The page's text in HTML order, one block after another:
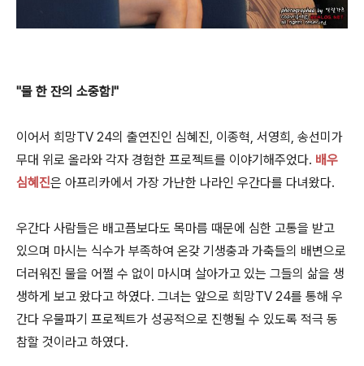
"물 한 잔의 소중함!"
이어서 희망TV 24의 출연진인 심혜진, 이종혁, 서영희, 송선미가
무대 위로 올라와 각자 경험한 프로젝트를 이야기해주었다. 배우
심혜진은 아프리카에서 가장 가난한 나라인 우간다를 다녀왔다.
우간다 사람들은 배고픔보다도 목마름 때문에 심한 고통을 받고
있으며 마시는 식수가 부족하여 온갖 기생충과 가축들의 배변으로
더러워진 물을 어쩔 수 없이 마시며 살아가고 있는 그들의 삶을 생
생하게 보고 왔다고 하였다. 그녀는 앞으로 희망TV 24를 통해 우
간다 우물파기 프로젝트가 성공적으로 진행될 수 있도록 적극 동
참할 것이라고 하였다.